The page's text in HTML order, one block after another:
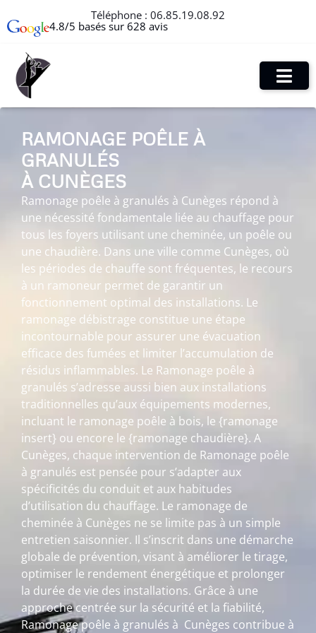
Téléphone : 06.85.19.08.92
4.8/5 basés sur 628 avis
RAMONAGE POÊLE À
GRANULÉS
À CUNÈGES
Ramonage poêle à granulés à Cunèges répond à
une nécessité fondamentale liée au chauffage pour
tous les foyers utilisant une cheminée, un poêle ou
une chaudière. Dans une ville comme Cunèges, où
les périodes de chauffe sont fréquentes, le recours
à un ramoneur permet de garantir un
fonctionnement optimal des installations. Le
ramonage débistrage constitue une étape
incontournable pour assurer une évacuation
efficace des fumées et limiter l’accumulation de
résidus inflammables. Le Ramonage poêle à
granulés s’adresse aussi bien aux installations
traditionnelles qu’aux équipements modernes,
incluant le ramonage poêle à bois, le {ramonage
insert} ou encore le {ramonage chaudière}. A
Cunèges, chaque intervention de Ramonage poêle
à granulés est pensée pour s’adapter aux
spécificités du conduit et aux habitudes
d’utilisation du chauffage. Le ramonage de
cheminée à Cunèges ne se limite pas à un simple
entretien saisonnier. Il s’inscrit dans une démarche
globale de prévention, visant à améliorer le tirage,
optimiser le rendement énergétique et prolonger
la durée de vie des installations. Grâce à une
approche centrée sur la sécurité et la fiabilité,
Ramonage poêle à granulés à Cunèges contribue à